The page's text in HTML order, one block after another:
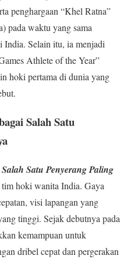
penghargaan “Khel Ratna”
pada waktu yang sama
India. Selain itu, ia menjadi
Athlete of the Year”
hoki pertama di dunia yang
Salah Satu
Satu Penyerang Paling
hoki wanita India. Gaya
visi lapangan yang
tinggi. Sejak debutnya pada
kemampuan untuk
dribel cepat dan pergerakan